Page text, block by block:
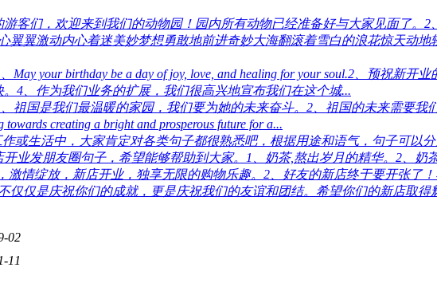
游客们，欢迎来到我们的动物园！园内所有动物已经准备好与大家见面了。
翼翼激动内心着迷美妙梦想勇敢地前进奇妙大海翻滚着雪白的浪花惊天动
、May your birthday be a day of joy, love, and healing for your soul.2、预祝新
4、作为我们业务的扩展，我们很高兴地宣布我们在这个城...
、祖国是我们最温暖的家园，我们要为她的未来奋斗。2、祖国的未来需要
creating a bright and prosperous future for a...
或生活中，大家肯定对各类句子都很熟悉吧，根据用途和语气，句子可以
业发朋友圈句子，希望能够帮助到大家。1、奶茶,熬出岁月的精华。2、
激情绽放，新店开业，独享无限的购物乐趣。2、好友的新店终于要开张了
仅仅是庆祝你们的成就，更是庆祝我们的友谊和团结。希望你们的新店取
02
11